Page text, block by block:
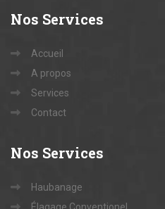
Nos Services
Accueil
A propos
Services
Contact
Nos Services
Haubanage